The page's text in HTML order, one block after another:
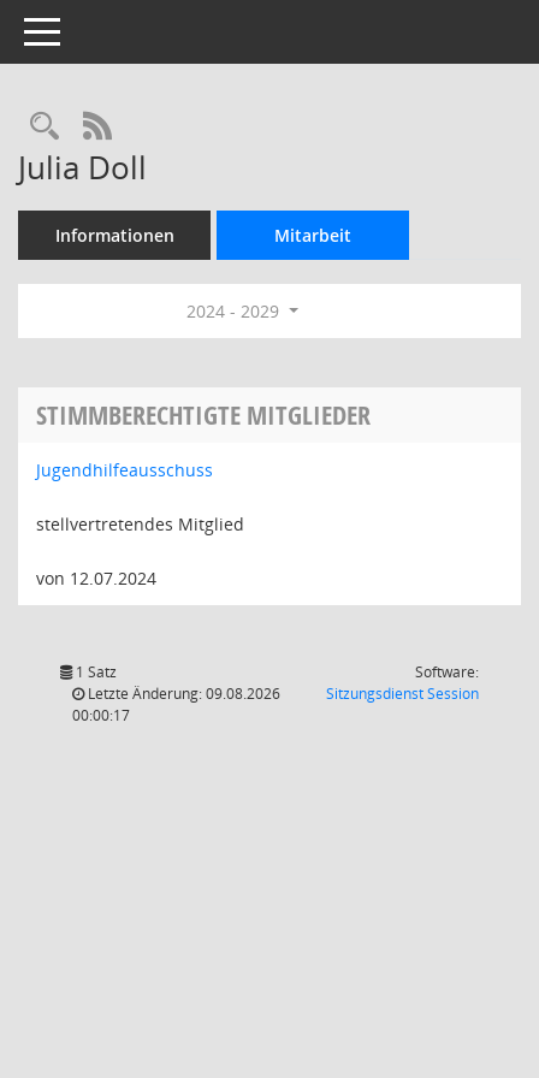
Toggle navigation
Rechercheauswahl
RSS-Feed
Julia Doll
Informationen Mitarbeit
2024 - 2029
STIMMBERECHTIGTE MITGLIEDER
Jugendhilfeausschuss
stellvertretendes Mitglied
von 12.07.2024
1 Satz
Letzte Änderung: 09.08.2026
00:00:17
Software:
SitzungsdienstSession(Wird in